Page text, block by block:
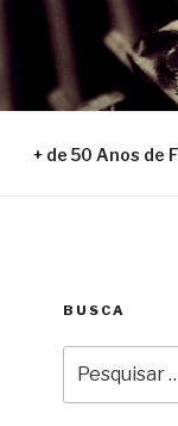
+ de 50 Anos de
BUSCA
por: